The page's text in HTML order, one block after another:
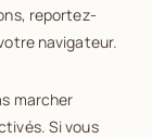
reportez-
navigateur.
marcher
Si vous